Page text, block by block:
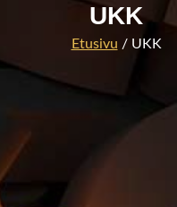
UKK
Etusivu / UKK